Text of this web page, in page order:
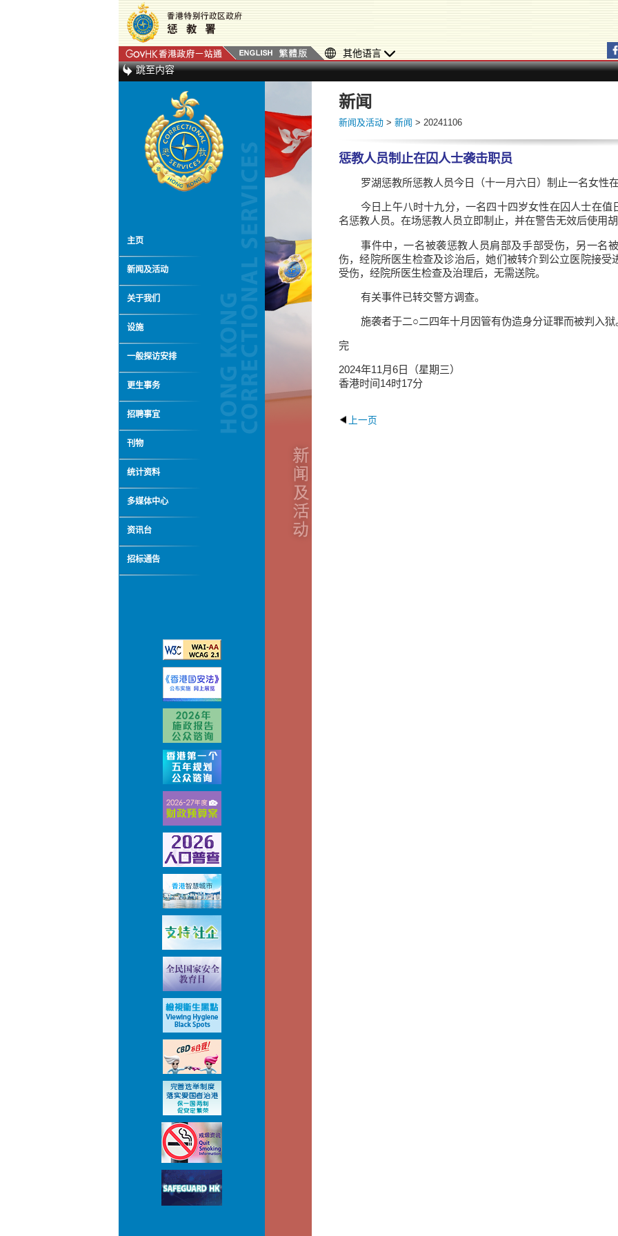
其他语言
跳至内容
主页
新闻及活动
关于我们
设施
一般探访安排
更生事务
招聘事宜
刊物
统计资料
多媒体中心
资讯台
招标通告
新闻
新闻及活动 > 新闻 > 20241106
惩教人员制止在囚人士袭击职员
罗湖惩教所惩教人员今日（十一月六日）制止一名女性
今日上午八时十九分，一名四十四岁女性在囚人士在
名惩教人员。在场惩教人员立即制止，并在警告无效后使用
事件中，一名被袭惩教人员肩部及手部受伤，另一名
伤，经院所医生检查及诊治后，她们被转介到公立医院接受
受伤，经院所医生检查及治理后，无需送院。
有关事件已转交警方调查。
施袭者于二○二四年十月因管有伪造身分证罪而被判入狱
完
2024年11月6日（星期三）
香港时间14时17分
上一页